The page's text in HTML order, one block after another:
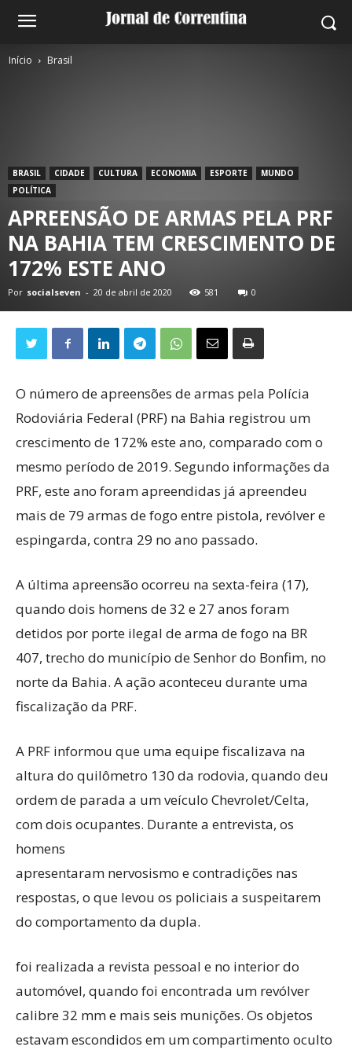
Início Brasil
BRASIL CIDADE CULTURA ECONOMIA ESPORTE
MUNDO
POLÍTICA
APREENSÃO DE ARMAS PELA PRF
NA BAHIA TEM CRESCIMENTO DE
172% ESTE ANO
Por socialseven - 20 de abril de 2020 581 0
O número de apreensões de armas pela Polícia
Rodoviária Federal (PRF) na Bahia registrou um
crescimento de 172% este ano, comparado com o
mesmo período de 2019. Segundo informações da
PRF, este ano foram apreendidas já apreendeu
mais de 79 armas de fogo entre pistola, revólver e
espingarda, contra 29 no ano passado.
A última apreensão ocorreu na sexta-feira (17),
quando dois homens de 32 e 27 anos foram
detidos por porte ilegal de arma de fogo na BR
407, trecho do município de Senhor do Bonfim, no
norte da Bahia. A ação aconteceu durante uma
fiscalização da PRF.
A PRF informou que uma equipe fiscalizava na
altura do quilômetro 130 da rodovia, quando deu
ordem de parada a um veículo Chevrolet/Celta,
com dois ocupantes. Durante a entrevista, os
homens
apresentaram nervosismo e contradições nas
respostas, o que levou os policiais a suspeitarem
do comportamento da dupla.
foi realizada a revista pessoal e no interior do
automóvel, quando foi encontrada um revólver
calibre 32 mm e mais seis munições. Os objetos
estavam escondidos em um compartimento oculto